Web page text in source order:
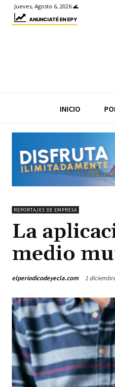
Jueves, Agosto 6, 2026 🌊
ANUNCIATÉ EN EPY
INICIO
REPORTAJES DE EMPRESA
La
medio
elperiodicodeyecla.com 1